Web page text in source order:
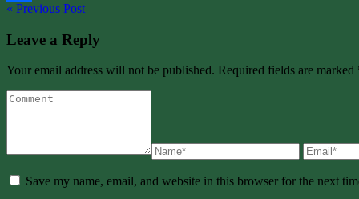
Share
« Previous Post
Leave a Reply
Your email address will not be published. Required fields are marked
Save my name, email, and website in this browser for the next